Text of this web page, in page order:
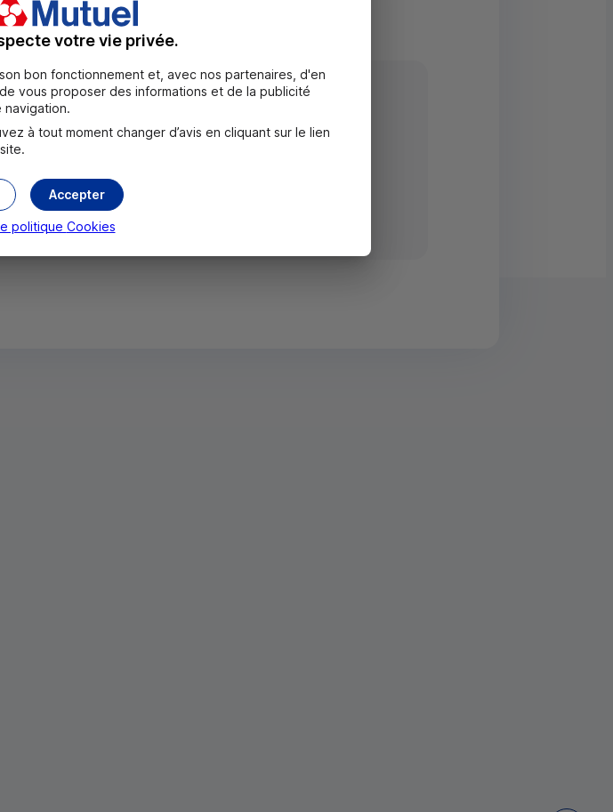
de collecter des dons pour soutenir les projets de
votre vie privée.
bon fonctionnement et, avec nos partenaires, d'en
vous proposer des informations et de la publicité
à tout moment changer d’avis en cliquant sur le lien
Accepter
politique Cookies